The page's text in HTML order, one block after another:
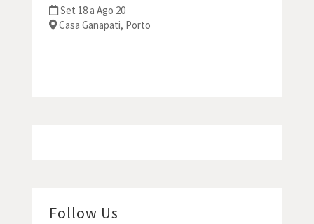
Set 18 a Ago 20
Casa Ganapati, Porto
Follow Us